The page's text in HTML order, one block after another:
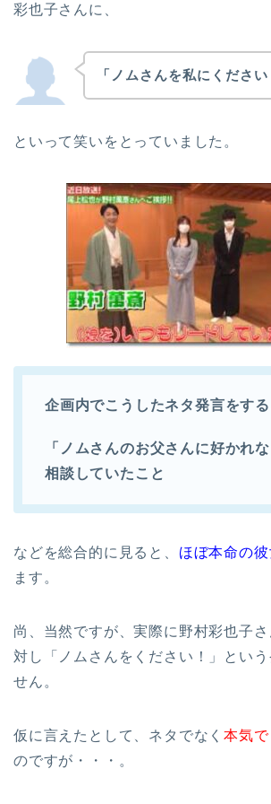
彩也子さんに、
「ノムさんを私にください
といって笑いをとっていました。
企画内でこうしたネタ発言をする
「ノムさんのお父さんに好かれ
相談していたこと
などを総合的に見ると、 ほぼ本命の
ます。
尚、当然ですが、実際に野村彩也子
対し「ノムさんをください！」という
せん。
仮に言えたとして、ネタでなく本気
のですが・・・。